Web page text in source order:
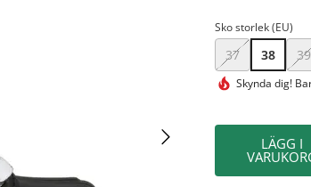
Sko storlek (EU)
37 38 39
Skynda dig!
LÄGG I